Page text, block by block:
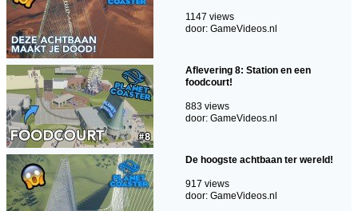
1147 views
door: GameVideos.nl
Aflevering 8: Station en een
foodcourt!
883 views
door: GameVideos.nl
De hoogste achtbaan ter wereld!
917 views
door: GameVideos.nl